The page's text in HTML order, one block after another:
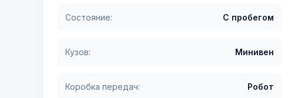
Состояние: С пробегом
Кузов: Минивен
Коробка передач: Робот